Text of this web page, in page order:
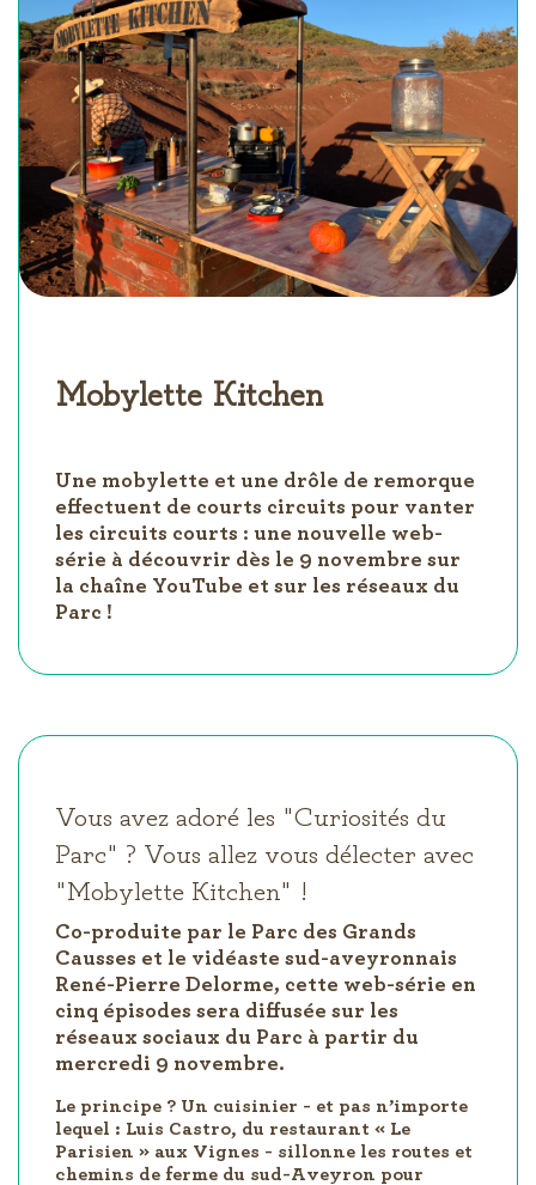
Mobylette Kitchen
Une mobylette et une drôle de remorque
effectuent de courts circuits pour vanter
les circuits courts : une nouvelle web-
série à découvrir dès le 9 novembre sur
la chaîne YouTube et sur les réseaux du
Parc !
Vous avez adoré les "Curiosités du
Parc" ? Vous allez vous délecter avec
"Mobylette Kitchen" !
Co-produite par le Parc des Grands
Causses et le vidéaste sud-aveyronnais
René-Pierre Delorme, cette web-série en
cinq épisodes sera diffusée sur les
réseaux sociaux du Parc à partir du
mercredi 9 novembre.
Le principe ? Un cuisinier - et pas n’importe
lequel : Luis Castro, du restaurant « Le
Parisien » aux Vignes - sillonne les routes et
chemins de ferme du sud-Aveyron pour